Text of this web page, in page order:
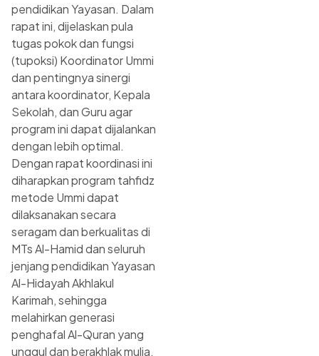
pendidikan Yayasan. Dalam
rapat ini, dijelaskan pula
tugas pokok dan fungsi
(tupoksi) Koordinator Ummi
dan pentingnya sinergi
antara koordinator, Kepala
Sekolah, dan Guru agar
program ini dapat dijalankan
dengan lebih optimal.
Dengan rapat koordinasi ini
diharapkan program tahfidz
metode Ummi dapat
dilaksanakan secara
seragam dan berkualitas di
MTs Al-Hamid dan seluruh
jenjang pendidikan Yayasan
Al-Hidayah Akhlakul
Karimah, sehingga
melahirkan generasi
penghafal Al-Quran yang
unggul dan berakhlak mulia.